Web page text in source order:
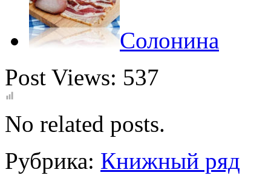
Солонина
Post Views: 537
No related posts.
Рубрика: Книжный ряд